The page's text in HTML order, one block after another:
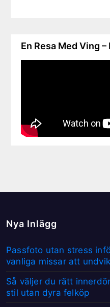
En Resa Med Ving
Nya Inlägg
Passfoto utan stress
vanliga missar att
Så väljer du rätt
stil utan dyra felköp